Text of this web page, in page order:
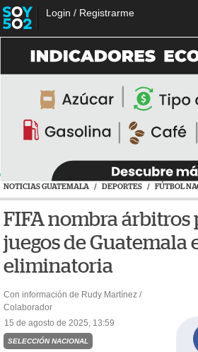
Login / Registrarme
NOTICIAS GUATEMALA / DEPORTES / FÚTBOL
FIFA nombra árbitros
juegos de Guatemala
eliminatoria
Con información de Rudy Martínez /
Colaborador
15 de agosto de 2025, 13:59
SELECCIÓN NACIONAL